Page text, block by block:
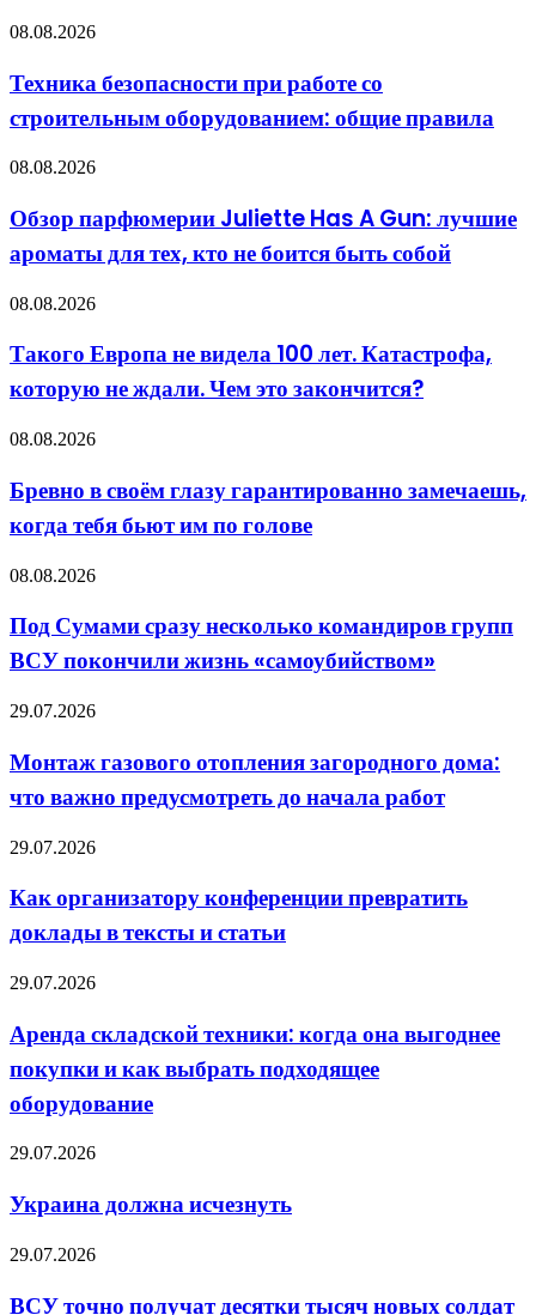
обычной
мойки
зачем
нужен
Техника
при
работе
со
оборудованием:
08.08.2026
Техника безопасности при работе со
строительным оборудованием: общие правила
Обзор
Juliette
Has
A
лучшие
ароматы
тех,
кто
не
быть
08.08.2026
Обзор парфюмерии Juliette Has A Gun: лучшие
ароматы для тех, кто не боится быть собой
Такого
не
видела
100
Катастрофа,
ждали.
Чем
это
08.08.2026
Такого Европа не видела 100 лет. Катастрофа,
которую не ждали. Чем это закончится?
Бревно
своём
глазу
гарантированно
когда
тебя
им
по
голове
08.08.2026
Бревно в своём глазу гарантированно замечаешь,
когда тебя бьют им по голове
Под
сразу
несколько
командиров
ВСУ
«самоубийством»
08.08.2026
Под Сумами сразу несколько командиров групп
ВСУ покончили жизнь «самоубийством»
Монтаж
отопления
загородного
дома:
важно
предусмотреть
начала
работ
29.07.2026
Монтаж газового отопления загородного дома:
что важно предусмотреть до начала работ
Как
конференции
превратить
доклады
тексты
29.07.2026
Как организатору конференции превратить
доклады в тексты и статьи
Аренда
техники:
когда
она
покупки
как
подходящее
оборудование
29.07.2026
Аренда складской техники: когда она выгоднее
покупки и как выбрать подходящее
оборудование
Украина
исчезнуть
29.07.2026
Украина должна исчезнуть
ВСУ
получат
29.07.2026
ВСУ точно получат десятки тысяч новых солдат